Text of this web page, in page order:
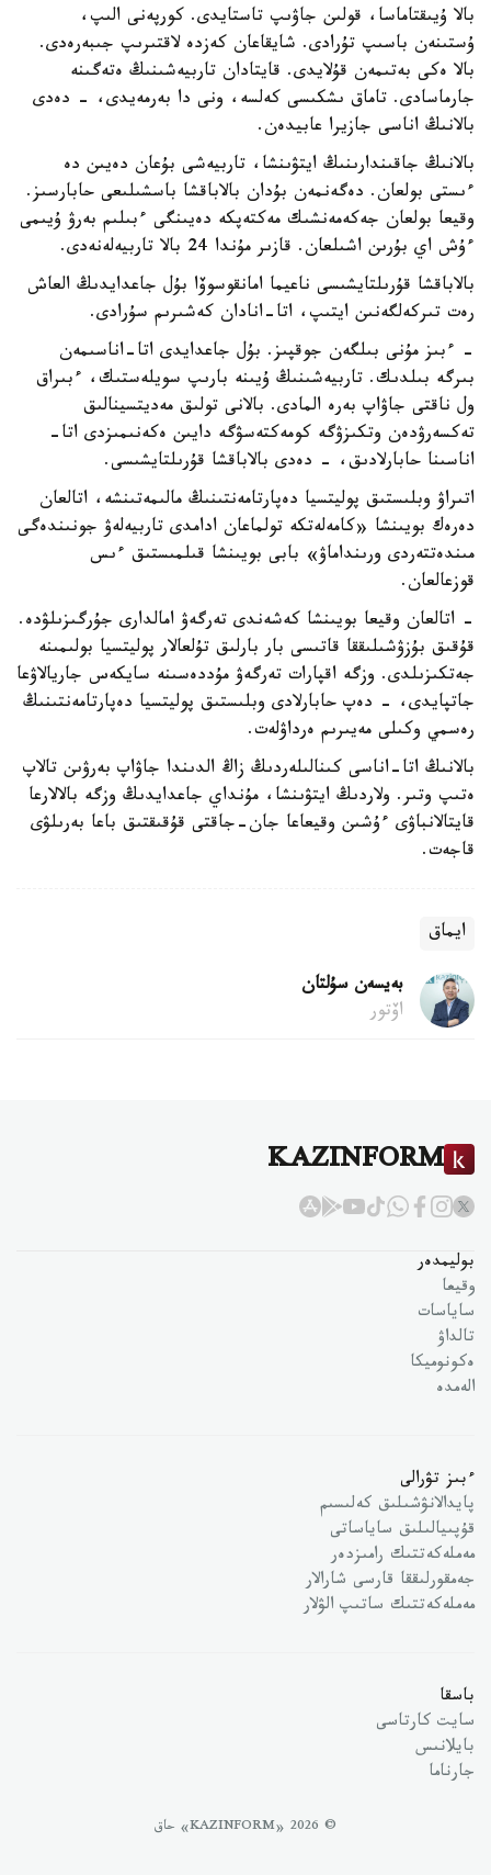
بالا ۇيىقتاماسا، قولىن جاۋىپ تاستايدى. كورپەنى الىپ،
ۇستىنەن باسىپ تۇرادى. شايقاعان كەزدە لاقتىرىپ جىبەرەدى.
بالا ەكى بەتىمەن قۇلايدى. قايتادان تاربيەشىنىڭ ەتەگىنە
جارماسادى. تاماق ىشكىسى كەلسە، ونى دا بەرمەيدى، - دەدى
بالانىڭ اناسى جازيرا عابيدەن.
بالانىڭ جاقىندارىنىڭ ايتۋىنشا، تاربيەشى بۇعان دەيىن دە
ءىستى بولعان. دەگەنمەن بۇدان بالاباقشا باسشىلىعى حابارسىز.
وقيعا بولعان جەكەمەنشىك مەكتەپكە دەيىنگى ءبىلىم بەرۋ ۇيىمى
ءۇش اي بۇرىن اشىلعان. قازىر مۇندا 24 بالا تاربيەلەنەدى.
بالاباقشا قۇرىلتايشىسى ناعيما امانقوسوۆا بۇل جاعدايدىڭ العاش
رەت تىركەلگەنىن ايتىپ، اتا-انادان كەشىرىم سۇرادى.
- ءبىز مۇنى بىلگەن جوقپىز. بۇل جاعدايدى اتا-اناسىمەن
بىرگە بىلدىك. تاربيەشىنىڭ ۇيىنە بارىپ سويلەستىك، ءبىراق
ول ناقتى جاۋاپ بەرە المادى. بالانى تولىق مەديتسينالىق
تەكسەرۋدەن وتكىزۋگە كومەكتەسۋگە دايىن ەكەنىمىزدى اتا-
اناسىنا حابارلادىق، - دەدى بالاباقشا قۇرىلتايشىسى.
اتىراۋ وبلىستىق پوليتسيا دەپارتامەنتىنىڭ مالىمەتىنشە، اتالعان
دەرەك بويىنشا «كامەلەتكە تولماعان ادامدى تاربيەلەۋ جونىندەگى
مىندەتتەردى ورىنداماۋ» بابى بويىنشا قىلمىستىق ءىس
قوزعالعان.
- اتالعان وقيعا بويىنشا كەشەندى تەرگەۋ امالدارى جۇرگىزىلۋدە.
قۇقىق بۇزۋشىلىققا قاتىسى بار بارلىق تۇلعالار پوليتسيا بولىمىنە
جەتكىزىلدى. وزگە اقپارات تەرگەۋ مۇددەسىنە سايكەس جاريالاۋعا
جاتپايدى، - دەپ حابارلادى وبلىستىق پوليتسيا دەپارتامەنتىنىڭ
رەسمي وكىلى مەيىرىم ەرداۋلەت.
بالانىڭ اتا-اناسى كىنالىلەردىڭ زاڭ الدىندا جاۋاپ بەرۋىن تالاپ
ەتىپ وتىر. ولاردىڭ ايتۋىنشا، مۇنداي جاعدايدىڭ وزگە بالالارعا
قايتالانباۋى ءۇشىن وقيعاعا جان-جاقتى قۇقىقتىق باعا بەرىلۋى
قاجەت.
ايماق
بەيسەن سۇلتان
اۆتور
KAZINFORM
بوليمدەر
وقيعا
ساياسات
تالداۋ
ەكونوميكا
الەمدە
ءبىز تۋرالى
پايدالانۋشىلىق كەلىسىم
قۇپىيالىلىق ساياساتى
مەملەكەتتىك رامىزدەر
جەمقورلىققا قارسى شارالار
مەملەكەتتىك ساتىپ الۋلار
باسقا
سايت كارتاسى
بايلانىس
جارناما
© 2026 «KAZINFORM» حاق